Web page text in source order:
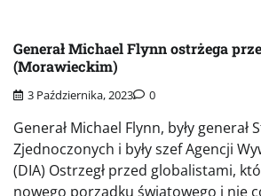
Generał Michael Flynn ostrżega
(Morawieckim)
3 Października, 2023 0
Generał Michael Flynn, były generał
Zjednoczonych i były szef Agencji
(DIA) Ostrzegł przed globalistami,
nowego porządku światowego i nie